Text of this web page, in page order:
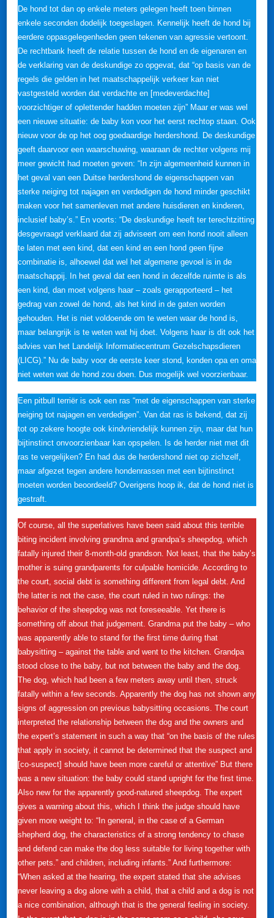
De hond tot dan op enkele meters gelegen heeft toen binnen
enkele seconden dodelijk toegeslagen. Kennelijk heeft de hond bij
eerdere oppasgelegenheden geen tekenen van agressie vertoont.
De rechtbank heeft de relatie tussen de hond en de eigenaren en
de verklaring van de deskundige zo opgevat, dat “op basis van de
regels die gelden in het maatschappelijk verkeer kan niet
vastgesteld worden dat verdachte en [medeverdachte]
voorzichtiger of oplettender hadden moeten zijn” Maar er was wel
een nieuwe situatie: de baby kon voor het eerst rechtop staan. Ook
nieuw voor de op het oog goedaardige herdershond. De deskundige
geeft daarvoor een waarschuwing, waaraan de rechter volgens mij
meer gewicht had moeten geven: “In zijn algemeenheid kunnen in
het geval van een Duitse herdershond de eigenschappen van
sterke neiging tot najagen en verdedigen de hond minder geschikt
maken voor het samenleven met andere huisdieren en kinderen,
inclusief baby’s.” En voorts: “De deskundige heeft ter terechtzitting
desgevraagd verklaard dat zij adviseert om een hond nooit alleen
te laten met een kind, dat een kind en een hond geen fijne
combinatie is, alhoewel dat wel het algemene gevoel is in de
maatschappij. In het geval dat een hond in dezelfde ruimte is als
een kind, dan moet volgens haar – zoals gerapporteerd – het
gedrag van zowel de hond, als het kind in de gaten worden
gehouden. Het is niet voldoende om te weten waar de hond is,
maar belangrijk is te weten wat hij doet. Volgens haar is dit ook het
advies van het Landelijk Informatiecentrum Gezelschapsdieren
(LICG).” Nu de baby voor de eerste keer stond, konden opa en oma
niet weten wat de hond zou doen. Dus mogelijk wel voorzienbaar.
Een pitbull terriër is ook een ras “met de eigenschappen van sterke
neiging tot najagen en verdedigen”. Van dat ras is bekend, dat zij
tot op zekere hoogte ook kindvriendelijk kunnen zijn, maar dat hun
bijtinstinct onvoorzienbaar kan opspelen. Is de herder niet met dit
ras te vergelijken? En had dus de herdershond niet op zichzelf,
maar afgezet tegen andere hondenrassen met een bijtinstinct
moeten worden beoordeeld? Overigens hoop ik, dat de hond niet is
gestraft.
Of course, all the superlatives have been said about this terrible
biting incident involving grandma and grandpa’s sheepdog, which
fatally injured their 8-month-old grandson. Not least, that the baby’s
mother is suing grandparents for culpable homicide. According to
the court, social debt is something different from legal debt. And
the latter is not the case, the court ruled in two rulings: the
behavior of the sheepdog was not foreseeable. Yet there is
something off about that judgement. Grandma put the baby – who
was apparently able to stand for the first time during that
babysitting – against the table and went to the kitchen. Grandpa
stood close to the baby, but not between the baby and the dog.
The dog, which had been a few meters away until then, struck
fatally within a few seconds. Apparently the dog has not shown any
signs of aggression on previous babysitting occasions. The court
interpreted the relationship between the dog and the owners and
the expert’s statement in such a way that “on the basis of the rules
that apply in society, it cannot be determined that the suspect and
[co-suspect] should have been more careful or attentive” But there
was a new situation: the baby could stand upright for the first time.
Also new for the apparently good-natured sheepdog. The expert
gives a warning about this, which I think the judge should have
given more weight to: “In general, in the case of a German
shepherd dog, the characteristics of a strong tendency to chase
and defend can make the dog less suitable for living together with
other pets.” and children, including infants.” And furthermore:
“When asked at the hearing, the expert stated that she advises
never leaving a dog alone with a child, that a child and a dog is not
a nice combination, although that is the general feeling in society.